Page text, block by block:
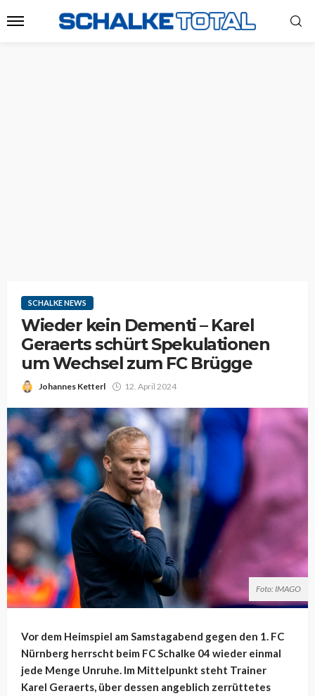
SCHALKE NEWS
Wieder kein Dementi – Karel
Geraerts schürt Spekulationen
um Wechsel zum FC Brügge
Johannes Ketterl 12. April 2024
Foto: IMAGO
Vor dem Heimspiel am Samstagabend gegen den 1. FC
Nürnberg herrscht beim FC Schalke 04 wieder einmal
jede Menge Unruhe. Im Mittelpunkt steht Trainer
Karel Geraerts, über dessen angeblich zerrüttetes